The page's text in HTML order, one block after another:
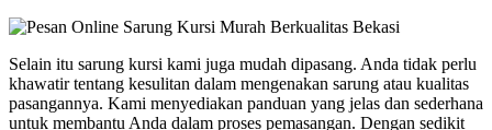
Selain itu sarung kursi kami juga mudah dipasang. Anda tidak perlu
khawatir tentang kesulitan dalam mengenakan sarung atau kualitas
pasangannya. Kami menyediakan panduan yang jelas dan sederhana
untuk membantu Anda dalam proses pemasangan. Dengan sedikit